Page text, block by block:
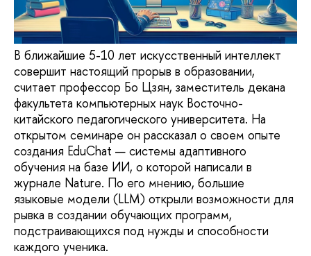
В ближайшие 5-10 лет искусственный интеллект
совершит настоящий прорыв в образовании,
считает профессор Бо Цзян, заместитель декана
факультета компьютерных наук Восточно-
китайского педагогического университета. На
открытом семинаре он рассказал о своем опыте
создания EduChat — системы адаптивного
обучения на базе ИИ, о которой написали в
журнале Nature. По его мнению, большие
языковые модели (LLM) открыли возможности для
рывка в создании обучающих программ,
подстраивающихся под нужды и способности
каждого ученика.